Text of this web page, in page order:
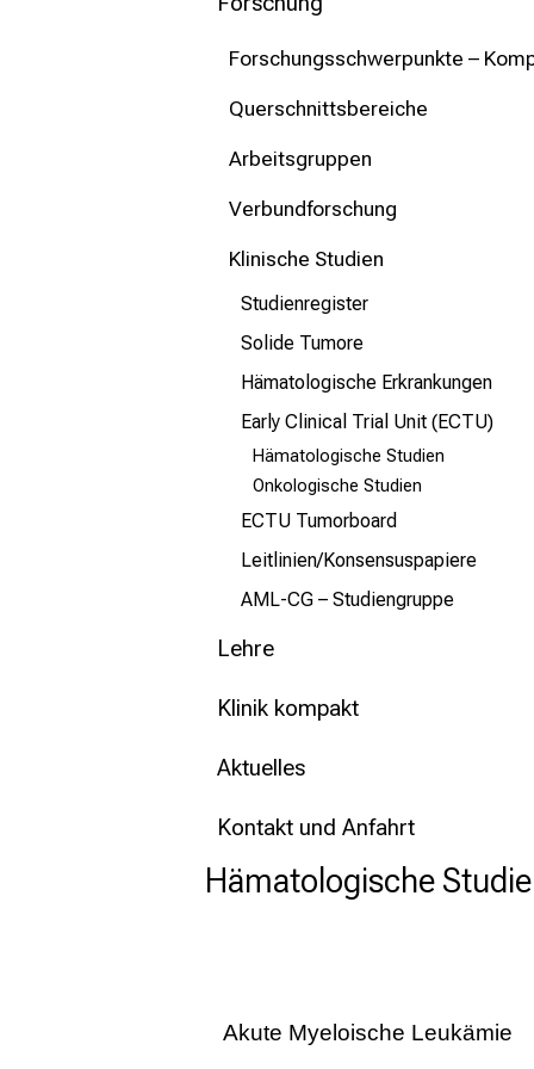
Forschungsschwerpunkte –
Querschnittsbereiche
Arbeitsgruppen
Verbundforschung
Klinische Studien
Studienregister
Solide Tumore
Hämatologische Erkrankungen
Early Clinical Trial Unit (ECTU)
Hämatologische Studien
Onkologische Studien
ECTU Tumorboard
Leitlinien/Konsensuspapiere
AML-CG – Studiengruppe
Lehre
Klinik kompakt
Aktuelles
Kontakt und Anfahrt
Hämatologische
Akute Myeloische Leukämie